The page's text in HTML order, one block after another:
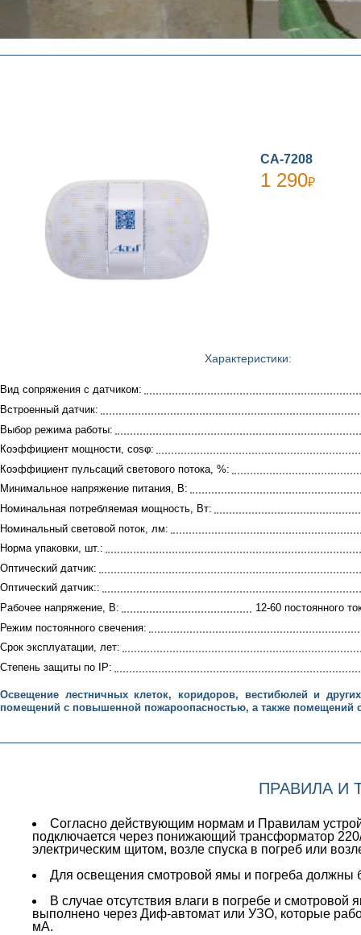
СА-7208
1 290₽
Характеристики:
Вид сопряжения с датчиком:
Встроенный датчик:
Выбор режима работы:
Коэффициент мощности, cosφ:
Коэффициент пульсаций светового потока, %:
Минимальное напряжение питания, В:
Номинальная потребляемая мощность, Вт:
Номинальный световой поток, лм:
Норма упаковки, шт.:
Оптический датчик:
Оптический датчик::
Рабочее напряжение, В:
12-60 постоянного
Режим постоянного свечения:
Срок эксплуатации, лет:
Степень защиты по IP:
Освещение лестничных клеток, коридоров, вестибюлей и
помещений с повышенной пожароопасностью, а также помещений
ПРАВИЛА И
Согласно действующим нормам и Правилам
подключается через понижающий трансформатор
электрическим щитом, возле спуска в погреб или
Для освещения смотровой ямы и погреба
В случае отсутствия влаги в погребе и
выполнено через Диф-автомат или УЗО, которые
мА.